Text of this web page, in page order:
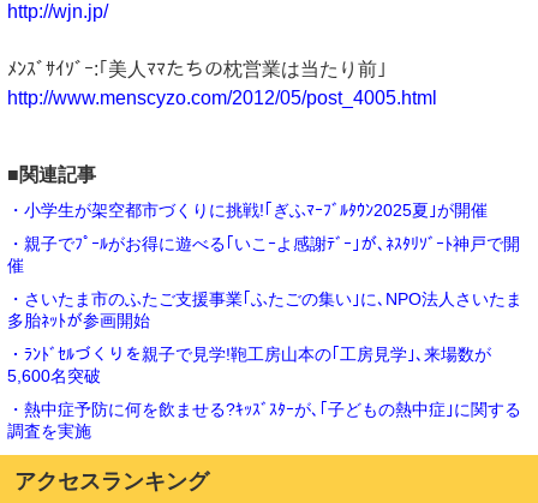
http://wjn.jp/
ﾒﾝｽﾞｻｲｿﾞｰ:｢美人ﾏﾏたちの枕営業は当たり前｣
http://www.menscyzo.com/2012/05/post_4005.html
■関連記事
・小学生が架空都市づくりに挑戦!｢ぎふﾏｰﾌﾞﾙﾀｳﾝ2025夏｣が開催
・親子でﾌﾟｰﾙがお得に遊べる｢いこｰよ感謝ﾃﾞｰ｣が､ﾈｽﾀﾘｿﾞｰﾄ神戸で開
催
・さいたま市のふたご支援事業｢ふたごの集い｣に､NPO法人さいたま
多胎ﾈｯﾄが参画開始
・ﾗﾝﾄﾞｾﾙづくりを親子で見学!鞄工房山本の｢工房見学｣､来場数が
5,600名突破
・熱中症予防に何を飲ませる?ｷｯｽﾞｽﾀｰが､｢子どもの熱中症｣に関する
調査を実施
アクセスランキング